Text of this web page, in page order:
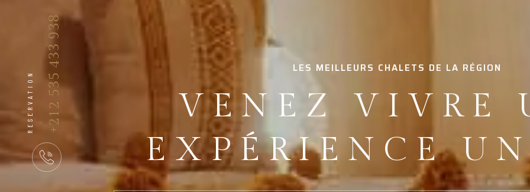
LA BASE PARFAITE POUR VOUS
ENDROIT
SE
+212 535 433 938
RESERVATION